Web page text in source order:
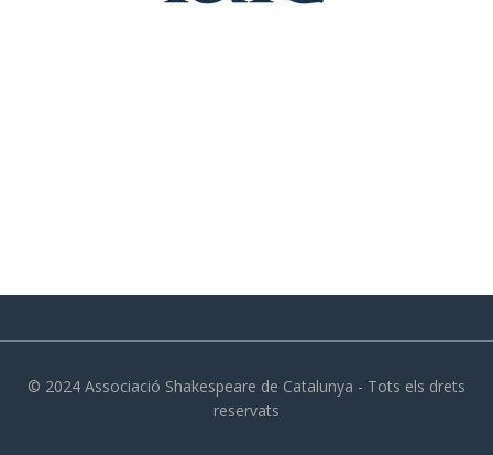
© 2024 Associació Shakespeare de Catalunya - Tots els drets
reservats